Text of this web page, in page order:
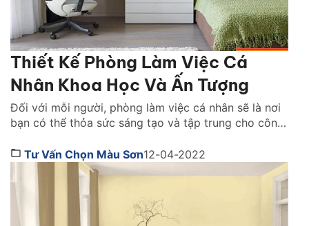
Thiết Kế Phòng Làm Việc Cá
Nhân Khoa Học Và Ấn Tượng
Đối với mỗi người, phòng làm việc cá nhân sẽ là nơi
bạn có thể thỏa sức sáng tạo và tập trung cho công
vừa in đậm dấu ấn cá nhân lại vừa khoa học và ấn
tượng vẫn đang là câu hỏi […]
Tư Vấn Chọn Màu Sơn12-04-2022